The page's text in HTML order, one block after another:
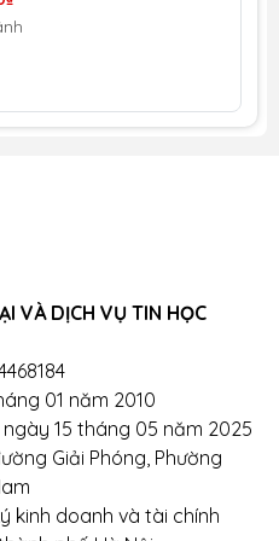
rách cáp, móp méo, do
Lâm Laptop
Nghị, Hai Bà Trưng, Hà
Láng
VÀ DỊCH VỤ TIN HỌC
01 năm 2010
ngày 15 tháng 05 năm 2025
Giải Phóng, Phường
kinh doanh và tài chính